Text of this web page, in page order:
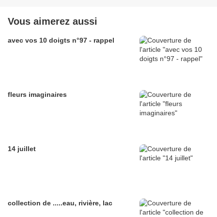
Vous aimerez aussi
avec vos 10 doigts n°97 - rappel
fleurs imaginaires
14 juillet
collection de .....eau, rivière, lac